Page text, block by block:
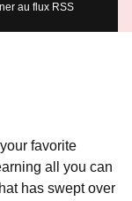
au flux RSS
favorite
all you can
has swept over